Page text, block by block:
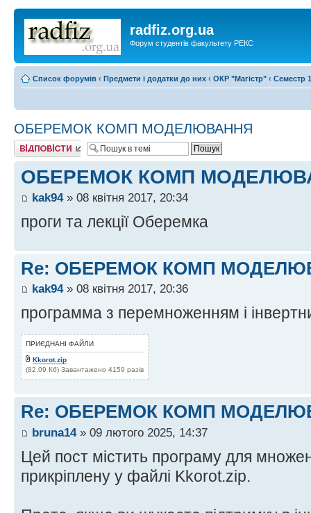
radfiz.org.ua
Форум студентів факультету РЕКС
Список форумів ‹ Предмети і додатки до них ‹ ОКР "Магістр" ‹ Семестр
ОБЕРЕМОК КОМП МОДЕЛЮВАННЯ
Відповісти
ОБЕРЕМОК КОМП
kak94» 08 квітня 2017, 20:34
проги та лекції Оберемка
Re: ОБЕРЕМОК КОМП
kak94» 08 квітня 2017, 20:36
программа з перемноженням і
ПРИЄДНАНІ ФАЙЛИ
Kkorot.zip
(82.09 Кб) Завантажено 4159 разів
Re: ОБЕРЕМОК КОМП
bruna14» 09 лютого 2025, 14:37
Цей пост містить програму для
прикріплену у файлі Kkorot.zip.